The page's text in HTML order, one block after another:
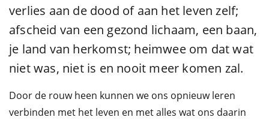
verlies aan de dood of aan het leven zelf;
afscheid van een gezond lichaam, een baan,
je land van herkomst; heimwee om dat wat
niet was, niet is en nooit meer komen zal.
Door de rouw heen kunnen we ons opnieuw leren
verbinden met het leven en met alles wat ons daarin